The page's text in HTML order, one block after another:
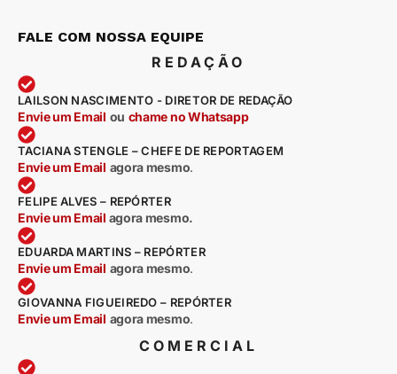
FALE COM NOSSA EQUIPE
REDAÇÃO
LAILSON NASCIMENTO - DIRETOR DE REDAÇÃO
Envie um Email ou chame no Whatsapp
TACIANA STENGLE – CHEFE DE REPORTAGEM
Envie um Email agora mesmo.
FELIPE ALVES – REPÓRTER
Envie um Email agora mesmo.
EDUARDA MARTINS – REPÓRTER
Envie um Email agora mesmo.
GIOVANNA FIGUEIREDO – REPÓRTER
Envie um Email agora mesmo.
COMERCIAL